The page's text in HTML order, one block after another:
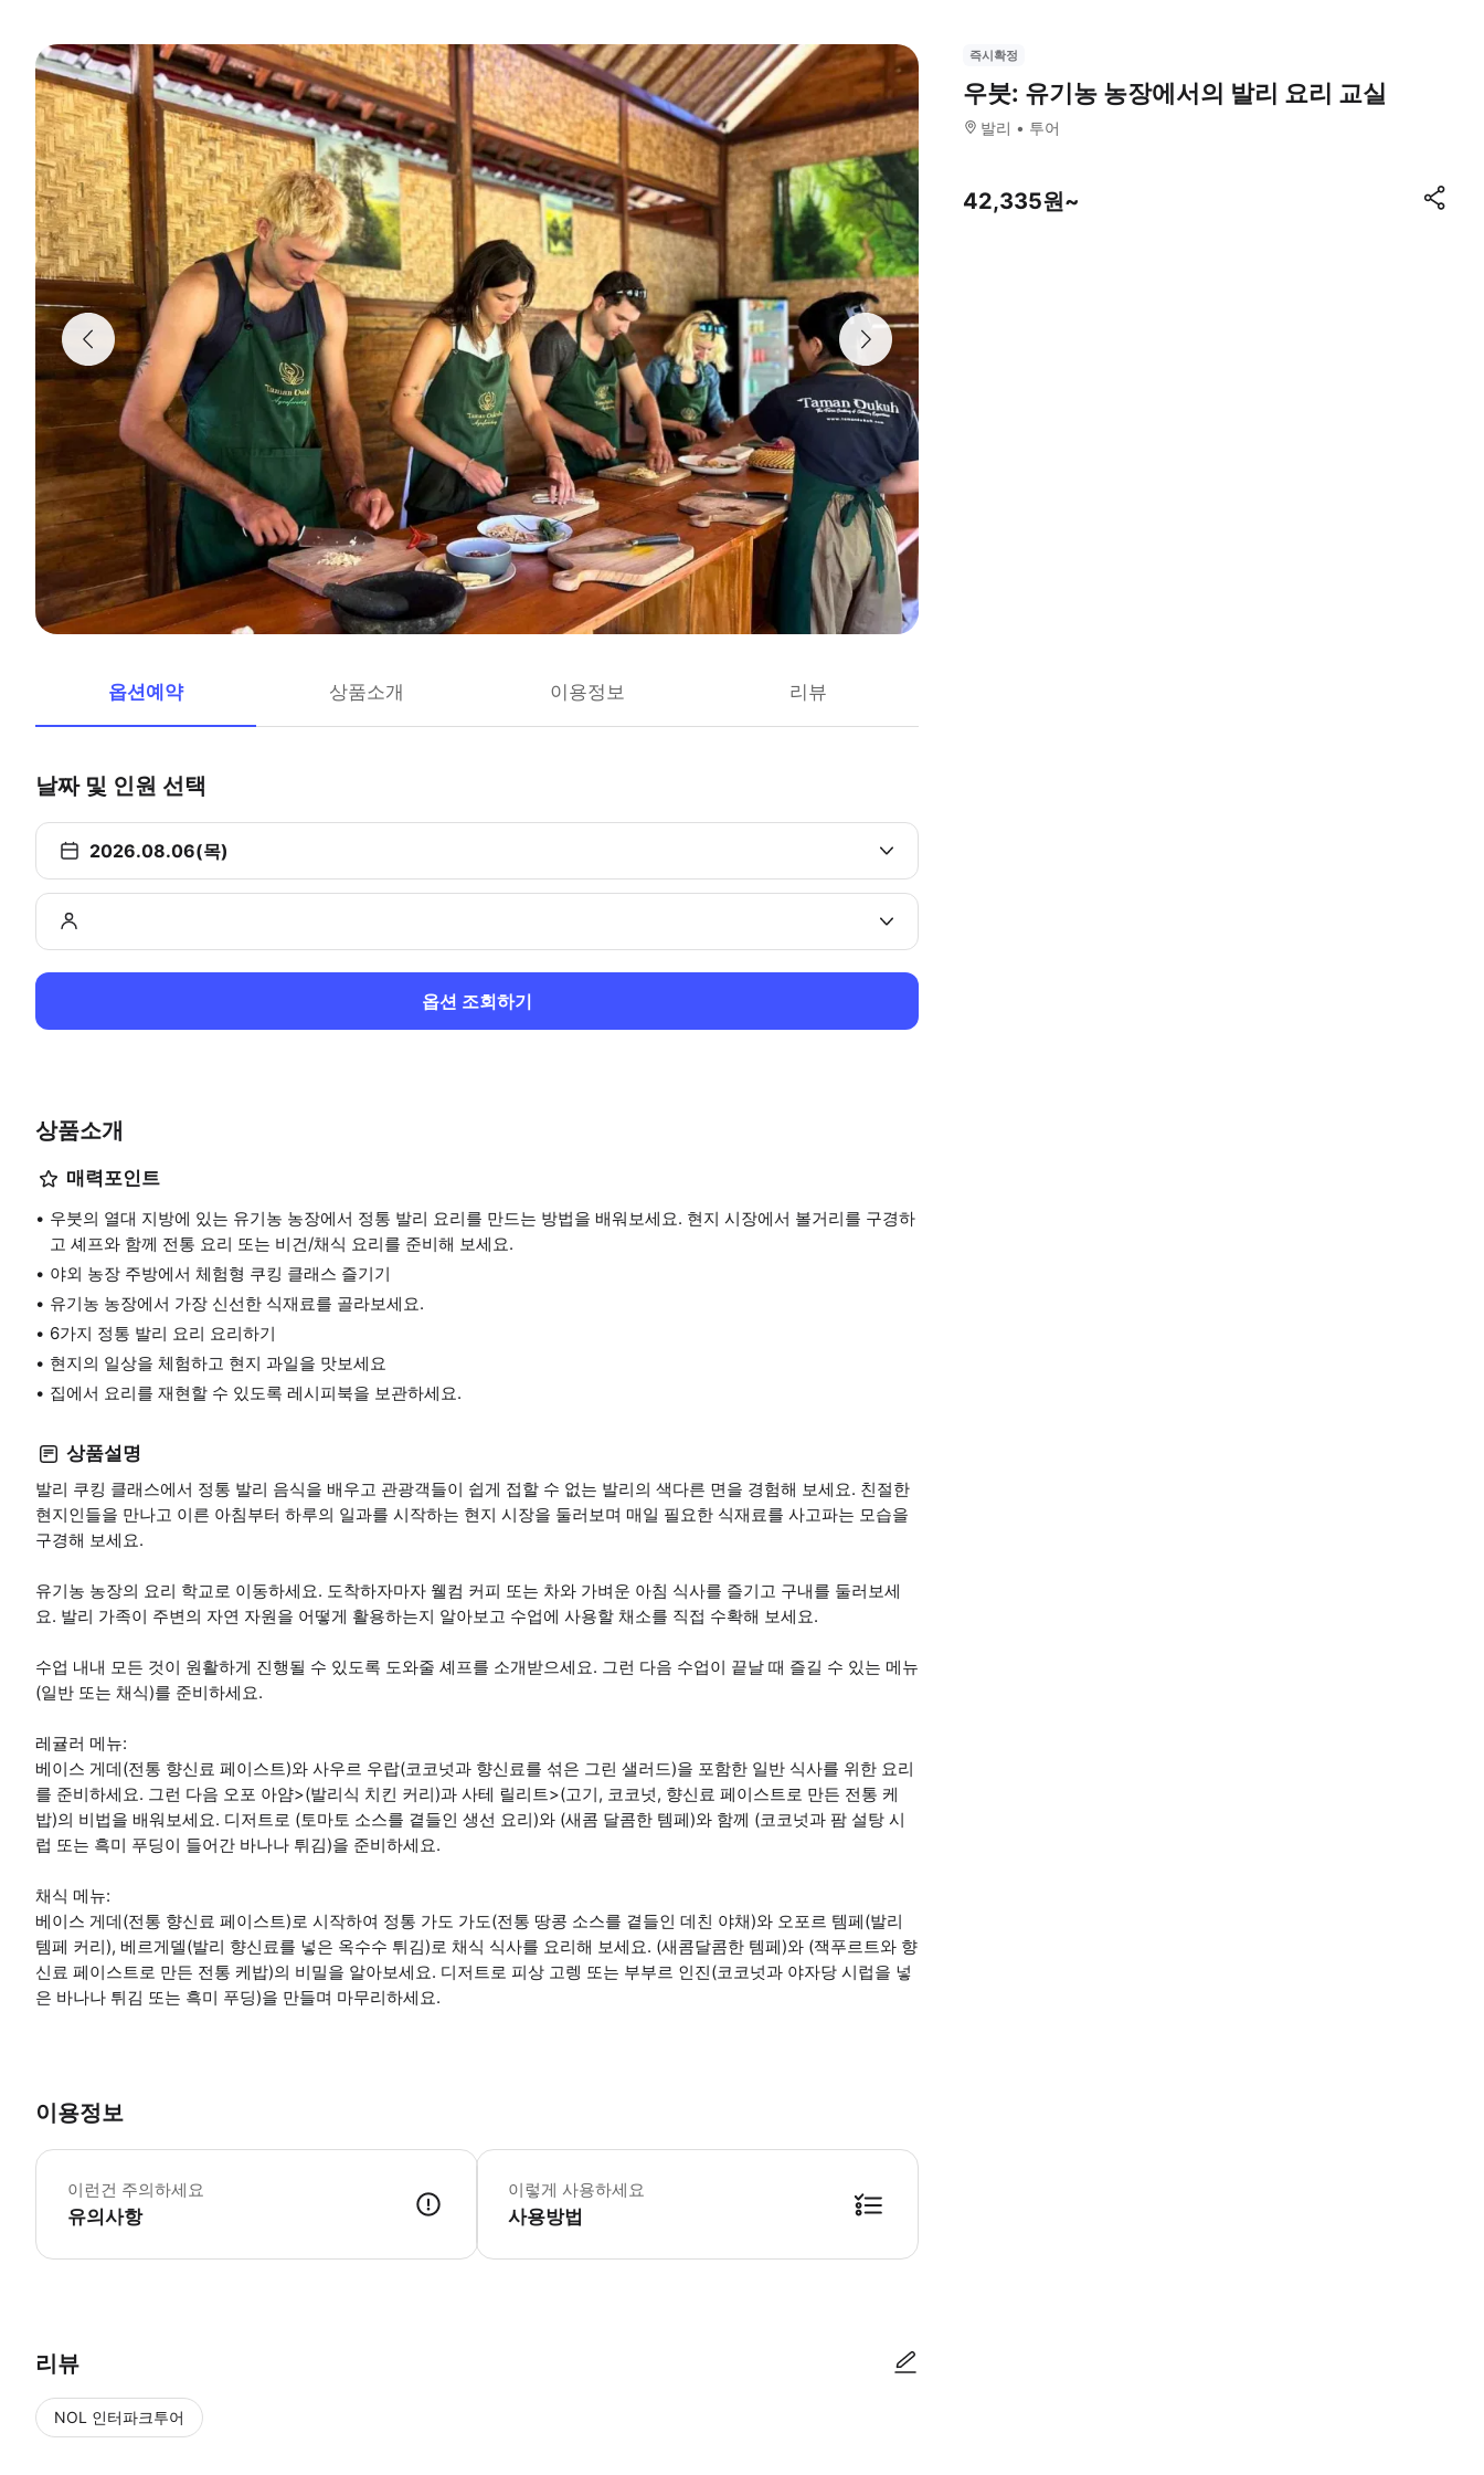
옵션예약 상품소개 이용정보 리뷰
날짜 및 인원 선택
2026.08.06(목)
옵션 조회하기
상품소개
매력포인트
우붓의 열대 지방에 있는 유기농 농장에서 정통 발리 요리를 만드는 방법을 배워보세요. 현지 시장에서 볼거리를 구경하
고 셰프와 함께 전통 요리 또는 비건/채식 요리를 준비해 보세요.
야외 농장 주방에서 체험형 쿠킹 클래스 즐기기
유기농 농장에서 가장 신선한 식재료를 골라보세요.
6가지 정통 발리 요리 요리하기
현지의 일상을 체험하고 현지 과일을 맛보세요
집에서 요리를 재현할 수 있도록 레시피북을 보관하세요.
상품설명
발리 쿠킹 클래스에서 정통 발리 음식을 배우고 관광객들이 쉽게 접할 수 없는 발리의 색다른 면을 경험해 보세요. 친절한
현지인들을 만나고 이른 아침부터 하루의 일과를 시작하는 현지 시장을 둘러보며 매일 필요한 식재료를 사고파는 모습을
구경해 보세요.
유기농 농장의 요리 학교로 이동하세요. 도착하자마자 웰컴 커피 또는 차와 가벼운 아침 식사를 즐기고 구내를 둘러보세
요. 발리 가족이 주변의 자연 자원을 어떻게 활용하는지 알아보고 수업에 사용할 채소를 직접 수확해 보세요.
수업 내내 모든 것이 원활하게 진행될 수 있도록 도와줄 셰프를 소개받으세요. 그런 다음 수업이 끝날 때 즐길 수 있는 메뉴
(일반 또는 채식)를 준비하세요.
레귤러 메뉴:
베이스 게데(전통 향신료 페이스트)와 사우르 우랍(코코넛과 향신료를 섞은 그린 샐러드)을 포함한 일반 식사를 위한 요리
를 준비하세요. 그런 다음 오포 아얌>(발리식 치킨 커리)과 사테 릴리트>(고기, 코코넛, 향신료 페이스트로 만든 전통 케
밥)의 비법을 배워보세요. 디저트로 (토마토 소스를 곁들인 생선 요리)와 (새콤 달콤한 템페)와 함께 (코코넛과 팜 설탕 시
럽 또는 흑미 푸딩이 들어간 바나나 튀김)을 준비하세요.
채식 메뉴:
베이스 게데(전통 향신료 페이스트)로 시작하여 정통 가도 가도(전통 땅콩 소스를 곁들인 데친 야채)와 오포르 템페(발리
템페 커리), 베르게델(발리 향신료를 넣은 옥수수 튀김)로 채식 식사를 요리해 보세요. (새콤달콤한 템페)와 (잭푸르트와 향
신료 페이스트로 만든 전통 케밥)의 비밀을 알아보세요. 디저트로 피상 고렝 또는 부부르 인진(코코넛과 야자당 시럽을 넣
은 바나나 튀김 또는 흑미 푸딩)을 만들며 마무리하세요.
이용정보
이런건 주의하세요
유의사항
• 이 체험은 최대 14명까지 참여 가능한 소규모 그룹 체험입니다. • 농장에서는 각 세션당 2~3개의 그룹이 진행될 수 있습니다. • 각 요리 스테이션은 2명
이렇게 사용하세요
사용방법
리뷰
NOL 인터파크투어
즉시확정
우붓: 유기농 농장에서의 발리 요리 교실
발리 투어
42,335원~